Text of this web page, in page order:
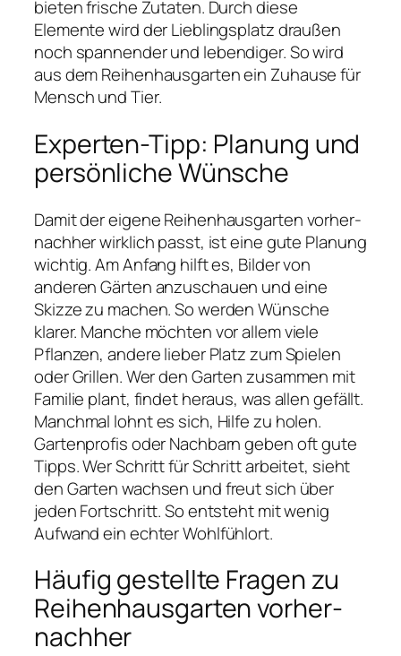
bieten frische Zutaten. Durch diese
Elemente wird der Lieblingsplatz draußen
noch spannender und lebendiger. So wird
aus dem Reihenhausgarten ein Zuhause für
Mensch und Tier.
Experten-Tipp: Planung und
persönliche Wünsche
Damit der eigene Reihenhausgarten vorher-
nachher wirklich passt, ist eine gute Planung
wichtig. Am Anfang hilft es, Bilder von
anderen Gärten anzuschauen und eine
Skizze zu machen. So werden Wünsche
klarer. Manche möchten vor allem viele
Pflanzen, andere lieber Platz zum Spielen
oder Grillen. Wer den Garten zusammen mit
Familie plant, findet heraus, was allen gefällt.
Manchmal lohnt es sich, Hilfe zu holen.
Gartenprofis oder Nachbarn geben oft gute
Tipps. Wer Schritt für Schritt arbeitet, sieht
den Garten wachsen und freut sich über
jeden Fortschritt. So entsteht mit wenig
Aufwand ein echter Wohlfühlort.
Häufig gestellte Fragen zu
Reihenhausgarten vorher-
nachher